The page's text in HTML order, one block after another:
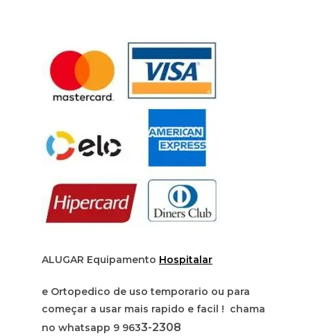
ALUGAR Equipamento Hospitalar
e Ortopedico de uso temporario ou para
começar a usar mais rapido e facil ! chama
no whatsapp 9 9633-2308